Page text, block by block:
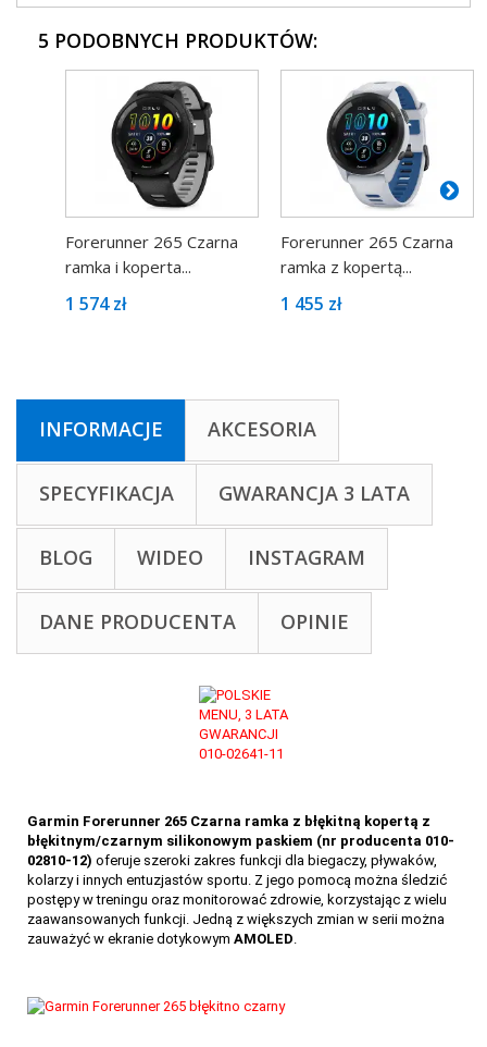
5 PODOBNYCH PRODUKTÓW:
Forerunner 265 Czarna
ramka i koperta...
1 574 zł
Forerunner 265 Czarna
ramka z kopertą...
1 455 zł
INFORMACJE AKCESORIA
SPECYFIKACJA GWARANCJA 3 LATA
BLOG WIDEO INSTAGRAM
DANE PRODUCENTA OPINIE
Garmin Forerunner 265 Czarna ramka z błękitną kopertą z
błękitnym/czarnym silikonowym paskiem (nr producenta 010-
02810-12) oferuje szeroki zakres funkcji dla biegaczy, pływaków,
kolarzy i innych entuzjastów sportu. Z jego pomocą można śledzić
postępy w treningu oraz monitorować zdrowie, korzystając z wielu
zaawansowanych funkcji. Jedną z większych zmian w serii można
zauważyć w ekranie dotykowym AMOLED